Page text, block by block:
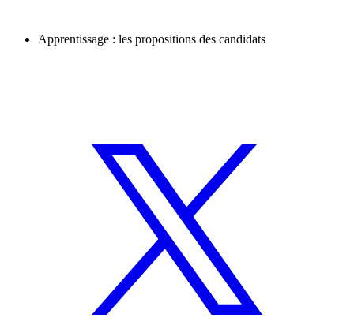
Apprentissage : les propositions des candidats